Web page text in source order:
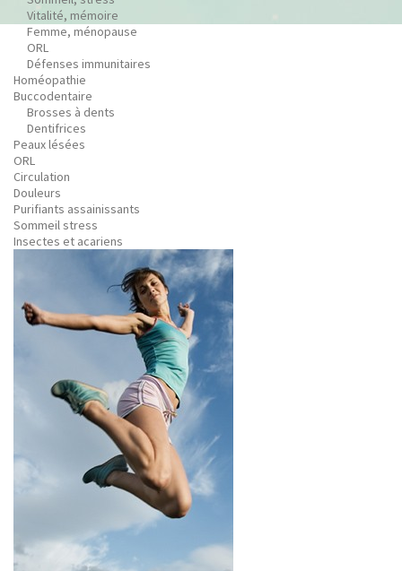
Vitalité, mémoire
Femme, ménopause
ORL
Défenses immunitaires
Homéopathie
Buccodentaire
Brosses à dents
Dentifrices
Peaux lésées
ORL
Circulation
Douleurs
Purifiants assainissants
Sommeil stress
Insectes et acariens